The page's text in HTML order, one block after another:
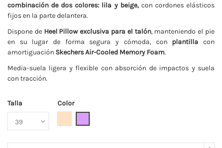
combinación de dos colores: lila y beige, con cordones elásticos
fijos en la parte delantera.
Dispone de Heel Pillow exclusiva para el talón, manteniendo el pie
en su lugar de forma segura y cómoda, con plantilla con
amortiguación Skechers Air-Cooled Memory Foam.
Media-suela ligera y flexible con absorción de impactos y suela
con tracción.
Talla
Color